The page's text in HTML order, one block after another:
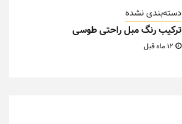
دسته‌بندی نشده
ترکیب رنگ مبل راحتی طوسی